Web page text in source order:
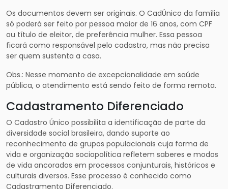
Os documentos devem ser originais. O CadÚnico da família
só poderá ser feito por pessoa maior de 16 anos, com CPF
ou título de eleitor, de preferência mulher. Essa pessoa
ficará como responsável pelo cadastro, mas não precisa
ser quem sustenta a casa.
Obs.: Nesse momento de excepcionalidade em saúde
pública, o atendimento está sendo feito de forma remota.
Cadastramento Diferenciado
O Cadastro Único possibilita a identificação de parte da
diversidade social brasileira, dando suporte ao
reconhecimento de grupos populacionais cuja forma de
vida e organização sociopolítica refletem saberes e modos
de vida ancorados em processos conjunturais, históricos e
culturais diversos. Esse processo é conhecido como
Cadastramento Diferenciado.